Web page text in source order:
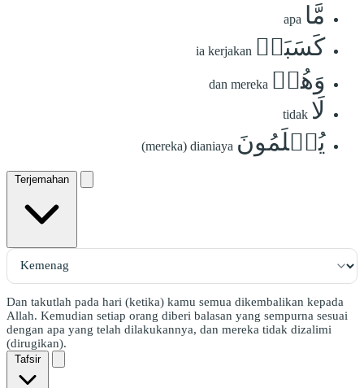
مَّا apa
كَسَبَتۡ ia kerjakan
وَهُمۡ dan mereka
لَا tidak
يُظۡلَمُونَ (mereka) dianiaya
Terjemahan
Dan takutlah pada hari (ketika) kamu semua dikembalikan kepada
Allah. Kemudian setiap orang diberi balasan yang sempurna sesuai
dengan apa yang telah dilakukannya, dan mereka tidak dizalimi
(dirugikan).
Tafsir